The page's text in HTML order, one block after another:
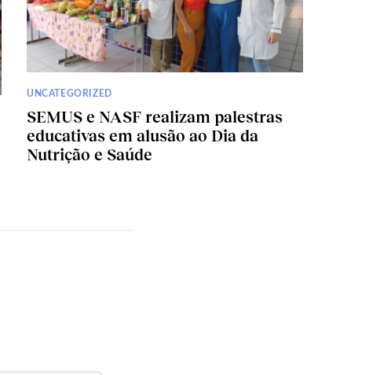
UNCATEGORIZED
SEMUS e NASF realizam palestras
educativas em alusão ao Dia da
Nutrição e Saúde